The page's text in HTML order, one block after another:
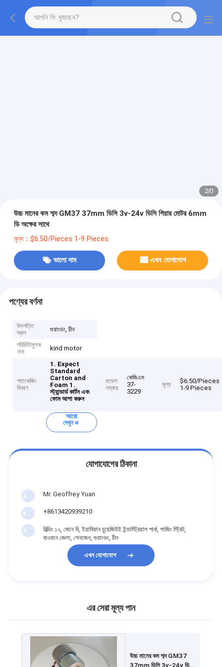
2/0
উচ্চ মানের কম শব্দ GM37 37mm ডিসি 3v-24v ডিসি গিয়ার মোটর 6mm
ডি অক্ষের সাথে
মূল্য：$6.50/Pieces 1-9 Pieces
ভালো দাম এখন যোগাযোগ
পণ্যের বর্ণনা
উৎপত্তি
স্থল
গুয়াংডং, চীন
পরিচিতিমুলক
নাম
kind motor
প্যাকেজিং
বিবরণ
1. Expect
Standard
Carton and
Foam 1.
স্ট্যান্ডার্ড কার্টন এবং
ফোম আশা করুন
মডেল
নম্বার
কেজিএম
37-
3229
মূল্য
$6.50/Pieces
1-9 Pieces
আরো
দেখুন
যোগাযোগের ঠিকানা
Mr. Geoffrey Yuan
+8613420939210
বিল্ডিং ১২, জোন বি, ইয়াবিয়ান চুয়েজিউই ইন্ডাস্ট্রিয়াল পার্ক, শাজিং স্ট্রিট,
বাওয়ান জেলা, শেনজেন, গুয়াংডং, চীন
এখন যোগাযোগ
এর সেরা মূল্য পান
উচ্চ মানের কম শব্দ GM37
37mm ডিসি 3v-24v ডিসি